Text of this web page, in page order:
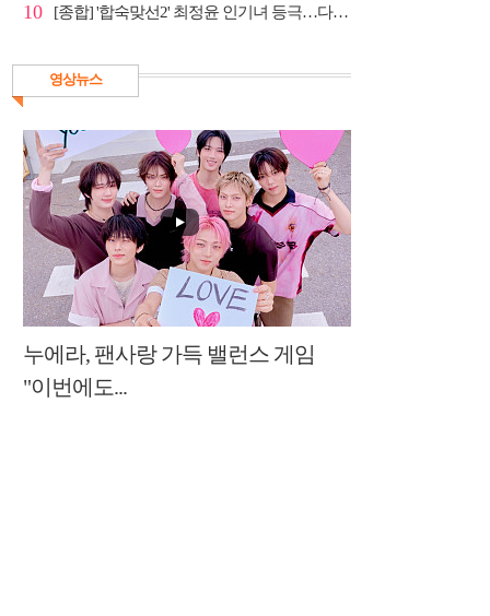
10 [종합] '합숙맞선2' 최정윤 인기녀 등극…다음주 마지막...
영상뉴스
누에라, 팬사랑 가득 밸런스 게임
"이번에도...